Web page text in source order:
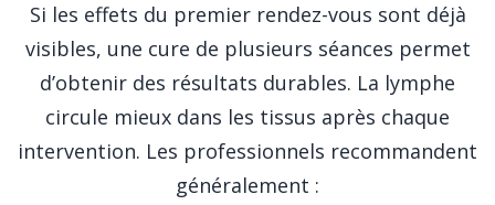
Si les effets du premier rendez-vous sont déjà
visibles, une cure de plusieurs séances permet
d’obtenir des résultats durables. La lymphe
circule mieux dans les tissus après chaque
intervention. Les professionnels recommandent
généralement :